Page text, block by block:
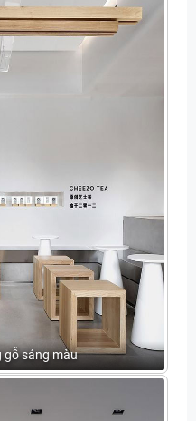
gỗ sáng màu